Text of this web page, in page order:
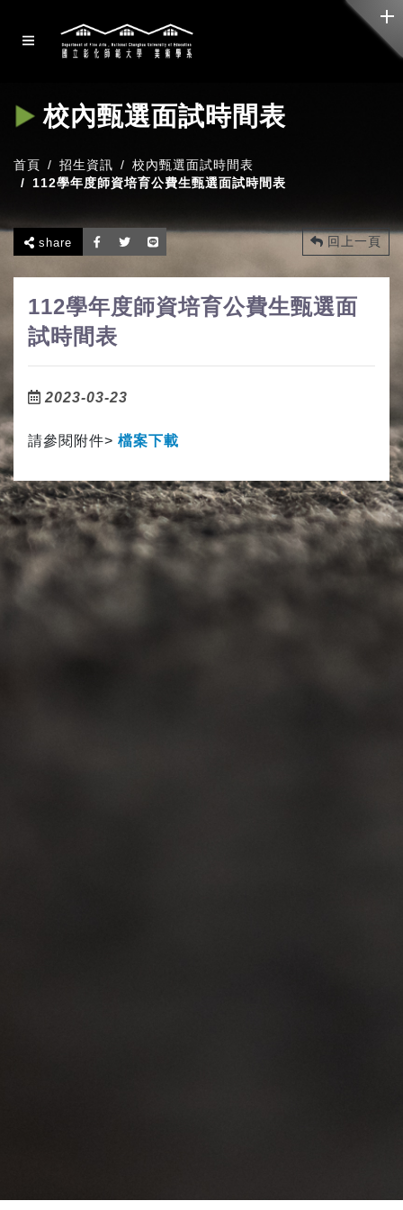
校內甄選面試時間表
首頁 招生資訊
校內甄選面試時間表
112學年度師資培育公費生甄選面試時間表
share 回上一頁
112學年度師資培育公費生甄選面
試時間表
2023-03-23
請參閱附件> 檔案下載